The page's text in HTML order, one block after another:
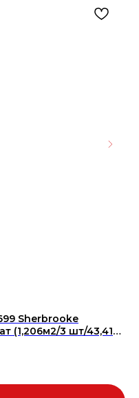
Sherbrooke
(1,206м2/3 шт/43,416),